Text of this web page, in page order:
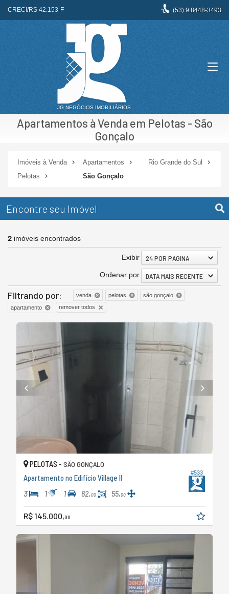
CRECI/RS 42.153-F (53) 9.8448-3493
Apartamentos à Venda em Pelotas - São
Gonçalo
Imóveis à Venda Apartamentos
Rio Grande do Sul
Pelotas
São Gonçalo
Encontre seu Imóvel
2 imóveis encontrados
Exibir 24 POR PÁGINA
Ordenar por DATA MAIS RECENTE
Filtrando por: venda pelotas
são gonçalo
apartamento
remover todos
#533
PELOTAS - SÃO GONÇALO
Apartamento no Edifício Village II
3 1 1 62,00 55,00
R$ 145.000,00